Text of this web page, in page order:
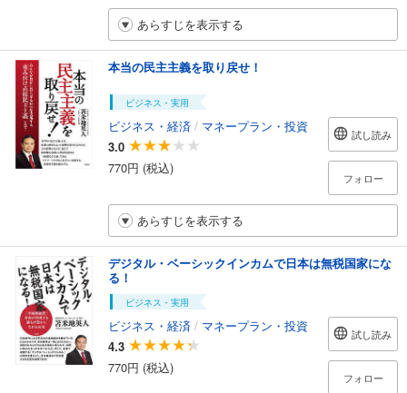
あらすじを表示する
本当の民主主義を取り戻せ！
ビジネス・実用
ビジネス・経済 / マネープラン・投資
3.0
770円 (税込)
試し読み
フォロー
あらすじを表示する
デジタル・ベーシックインカムで日本は無税国家にな
る！
ビジネス・実用
ビジネス・経済 / マネープラン・投資
4.3
770円 (税込)
試し読み
フォロー